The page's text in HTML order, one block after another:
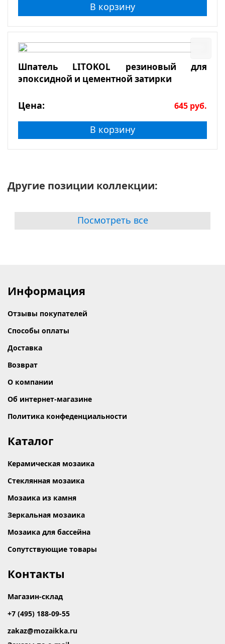
В корзину
Шпатель LITOKOL резиновый для
эпоксидной и цементной затирки
Цена: 645 руб.
В корзину
Другие позиции коллекции:
Посмотреть все
Информация
Отзывы покупателей
Способы оплаты
Доставка
Возврат
О компании
Об интернет-магазине
Политика конфеденциальности
Каталог
Керамическая мозаика
Стеклянная мозаика
Мозаика из камня
Зеркальная мозаика
Мозаика для бассейна
Сопутствующие товары
Контакты
Магазин-склад
+7 (495) 188-09-55
zakaz@mozaikka.ru